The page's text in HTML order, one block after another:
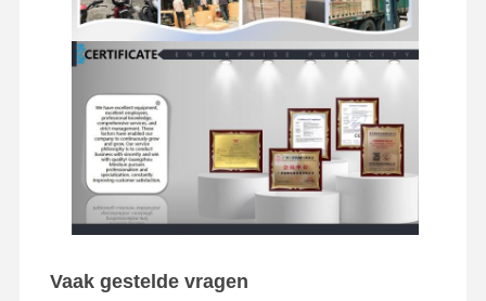
Turbocompressorassemblage
Overige motoronderdelen
Elektronisch Controlesysteem
elektrische onderdelen van motoren
Motorbrandstofsysteem
Graafmachine hydraulische onderdelen
reserveonderdelen voor graafmachines
Vaak gestelde vragen